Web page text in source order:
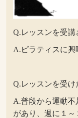
Q.レッスンを受講
A.ピラティスに
Q.レッスンを受け
A.普段から運動
があり、週に１